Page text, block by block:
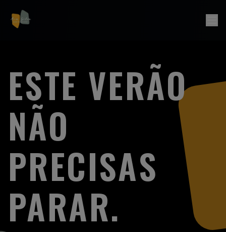
Saltar para o conteúdo
ESTE VERÃO
NÃO
PRECISAS
PARAR.